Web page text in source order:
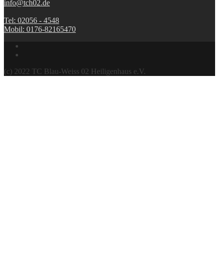
info@tch02.de
Tel: 02056 - 4548
Mobil: 0176-82165470
(c) 2022 TC Blau-Weiss 02 Heiligenhaus e.V.